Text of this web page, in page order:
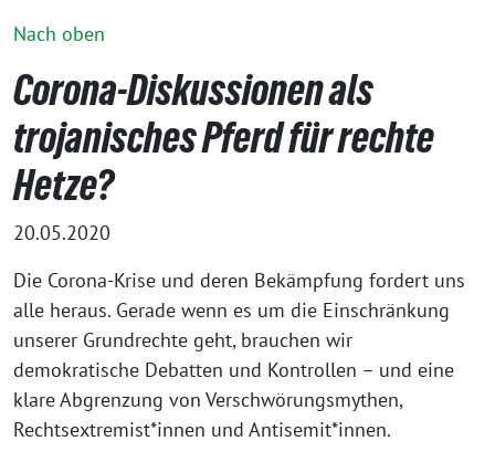
Nach oben
Corona-Diskussionen als
trojanisches Pferd für rechte
Hetze?
20.05.2020
Die Corona-Krise und deren Bekämpfung fordert uns
alle heraus. Gerade wenn es um die Einschränkung
unserer Grundrechte geht, brauchen wir
demokratische Debatten und Kontrollen – und eine
klare Abgrenzung von Verschwörungsmythen,
Rechtsextremist*innen und Antisemit*innen.